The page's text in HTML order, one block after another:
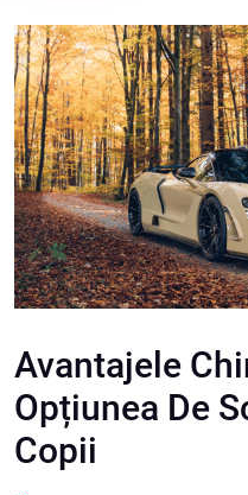
Avantajele
Opțiunea De
Copii